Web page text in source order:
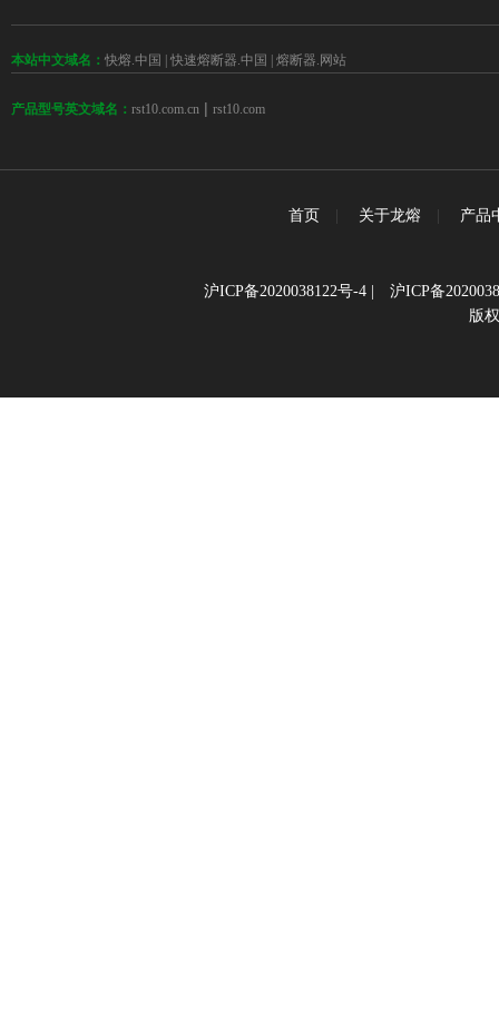
本站中文域名： 快熔.中国 快速熔断器.中国 熔断器.网站
产品型号英文域名： rst10.com.cn | rst10.com
首页 关于龙熔 产品
沪ICP备2020038122号-4| 沪ICP备
版